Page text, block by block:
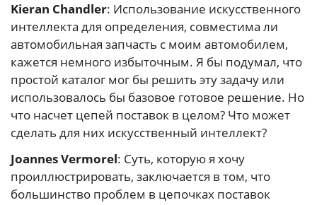
Kieran Chandler: Использование искусственного
интеллекта для определения, совместима ли
автомобильная запчасть с моим автомобилем,
кажется немного избыточным. Я бы подумал, что
простой каталог мог бы решить эту задачу или
использовалось бы базовое готовое решение. Но
что насчет цепей поставок в целом? Что может
сделать для них искусственный интеллект?
Joannes Vermorel: Суть, которую я хочу
проиллюстрировать, заключается в том, что
большинство проблем в цепочках поставок